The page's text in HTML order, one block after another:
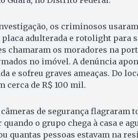
os criminosos
placa adulterada e rotolight para
chamaram os moradores na
no imóvel. A denúncia
e sofreu graves ameaças. Do
cerca de R$ 100 mil.
de segurança flagraram
o grupo chega à casa e
quantas pessoas estavam na